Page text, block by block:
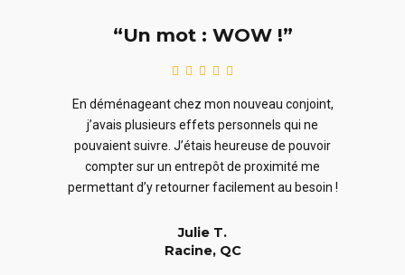
“Un mot : WOW !”
En déménageant chez mon nouveau conjoint,
j’avais plusieurs effets personnels qui ne
pouvaient suivre. J’étais heureuse de pouvoir
compter sur un entrepôt de proximité me
permettant d’y retourner facilement au besoin !
Julie T.
Racine, QC